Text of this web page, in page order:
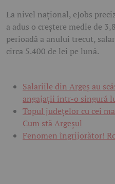
La nivel național, eJobs
a adus o creștere medie de
perioadă a anului trecut,
circa 5.400 de lei pe lună.
Salariile din Argeș au
angajații într-o singură
Topul județelor cu cei
Cum stă Argeșul
Fenomen îngrijorător!